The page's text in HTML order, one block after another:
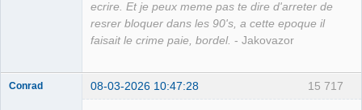
ecrire. Et je peux meme pas te dire d'arreter de
resrer bloquer dans les 90's, a cette epoque il
faisait le crime paie, bordel. - Jakovazor
15 717
Conrad 08-03-2026 10:47:28